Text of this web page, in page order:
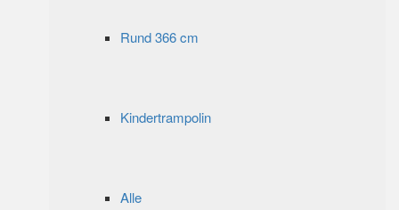
Rund 366 cm
Kindertrampolin
Alle